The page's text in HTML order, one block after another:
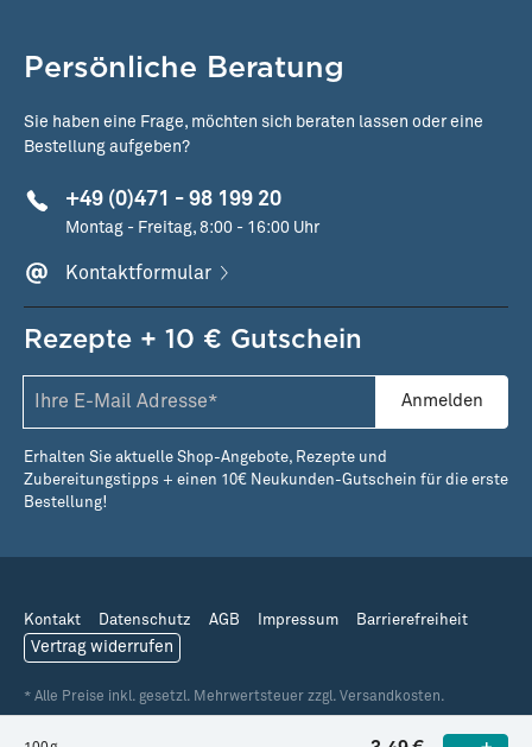
Persönliche Beratung
Sie haben eine Frage, möchten sich beraten lassen oder eine
Bestellung aufgeben?
+49 (0)471 - 98 199 20
Montag - Freitag, 8:00 - 16:00 Uhr
Kontaktformular
Rezepte + 10 € Gutschein
Anmelden
Erhalten Sie aktuelle Shop-Angebote, Rezepte und
Zubereitungstipps + einen 10€ Neukunden-Gutschein für die erste
Bestellung!
Kontakt Datenschutz AGB Impressum Barrierefreiheit
Vertrag widerrufen
* Alle Preise inkl. gesetzl. Mehrwertsteuer zzgl. Versandkosten.